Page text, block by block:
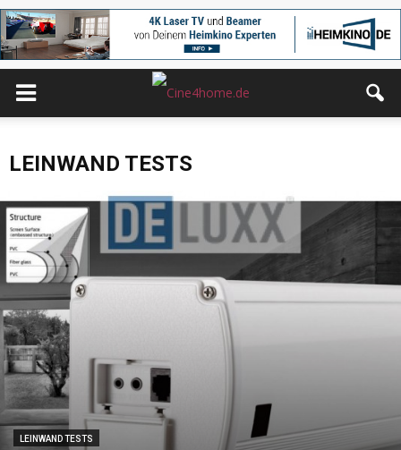
LEINWAND TESTS
LEINWAND TESTS